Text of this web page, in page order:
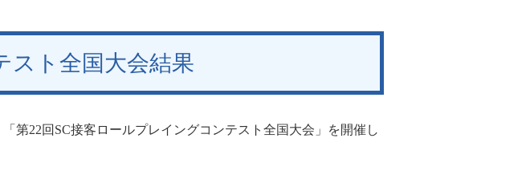
スト全国大会結果
第22回SC接客ロールプレイングコンテスト全国大会」を開催し